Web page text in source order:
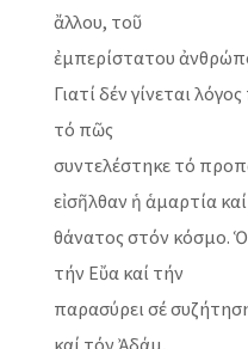
ἄλλου, τοῦ
ἐμπερίστατου
Γιατί δέν γίνεται
τό πῶς
συντελέστηκε τό
εἰσῆλθαν ἡ ἁμαρτία
θάνατος στόν κόσμο.
τήν Εὔα καί τήν
παρασύρει σέ